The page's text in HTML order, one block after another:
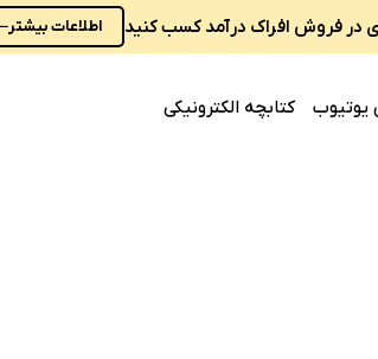
در فروش افراک درآمد کسب کنید اطلاعات بیشتر
یوتیوب کتابچه الکترونیکی